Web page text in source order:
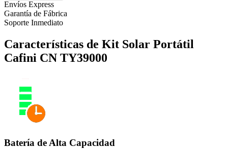
Envíos Express
Garantía de Fábrica
Soporte Inmediato
Características de Kit Solar Portátil
Cafini CN TY39000
Batería de Alta Capacidad